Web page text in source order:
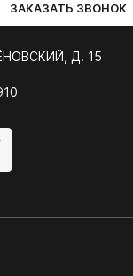
ЗАКАЗАТЬ ЗВОНОК
Д. 15